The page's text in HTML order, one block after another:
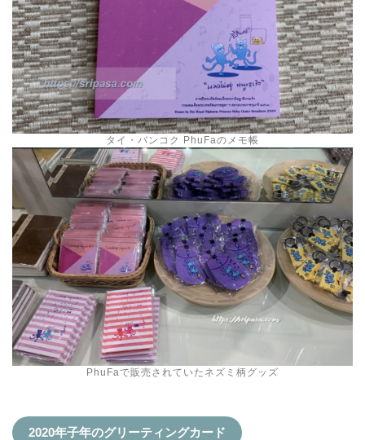
タイ・バンコク PhuFaのメモ帳
PhuFaで販売されていたネズミ柄グッズ
2020年子年のグリーティングカード